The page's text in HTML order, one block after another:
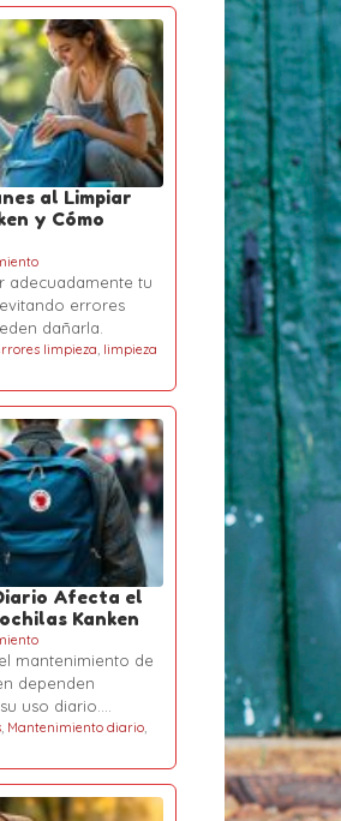
al Limpiar
y Cómo
adecuadamente tu
errores
dañarla.
limpieza, limpieza
Afecta el
Kanken
mantenimiento de
dependen
uso diario.…
, Mantenimiento diario,